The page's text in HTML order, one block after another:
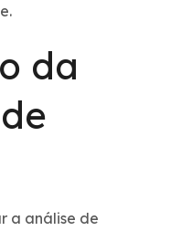
da
a análise de